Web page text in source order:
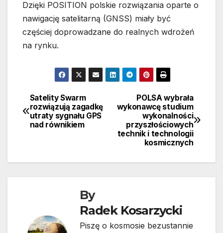
Dzięki POSITION polskie rozwiązania oparte o
nawigację satelitarną (GNSS) miały być
częściej doprowadzane do realnych wdrożeń
na rynku.
Nawigacja
wpisu
POLSA wybrała
wykonawcę studium
wykonalności
przyszłościowych
technik i technologii
kosmicznych
Satelity Swarm
rozwiązują zagadkę
utraty sygnału GPS
nad równikiem
By
Radek Kosarzycki
Piszę o kosmosie bezustannie